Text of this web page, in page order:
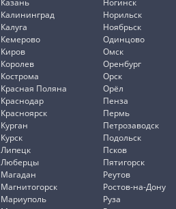
Казань
Калининград
Калуга
Кемерово
Киров
Королев
Кострома
Красная Поляна
Краснодар
Красноярск
Курган
Курск
Липецк
Люберцы
Магадан
Магнитогорск
Мариуполь
Ногинск
Норильск
Ноябрьск
Одинцово
Омск
Оренбург
Орск
Орёл
Пенза
Пермь
Петрозаводск
Подольск
Псков
Пятигорск
Реутов
Ростов-на-Дону
Руза